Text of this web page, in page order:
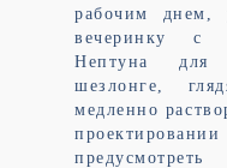
рабочим днем,
вечеринку с
Нептуна для
шезлонге,
медленно